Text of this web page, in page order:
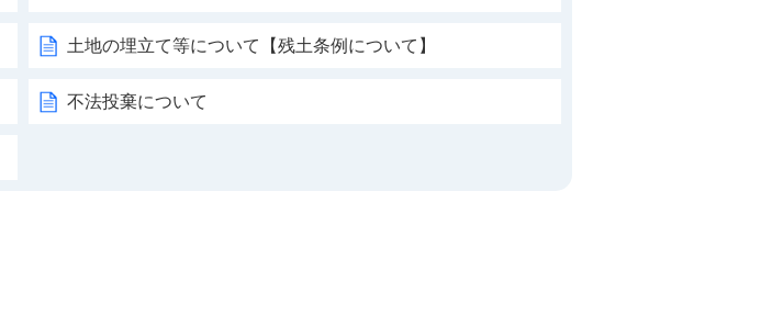
土地の埋立て等について【残土条例について】
不法投棄について